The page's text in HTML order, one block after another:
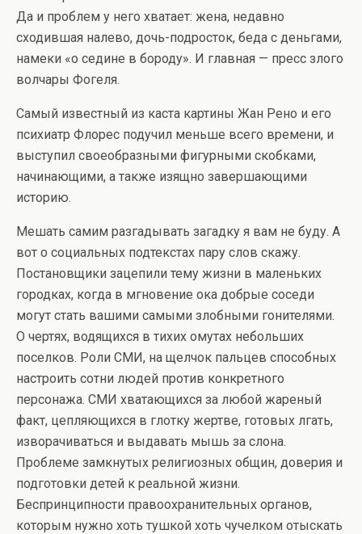
Да и проблем у него хватает: жена, недавно
сходившая налево, дочь-подросток, беда с деньгами,
намеки «о седине в бороду». И главная — пресс злого
волчары Фогеля.
Самый известный из каста картины Жан Рено и его
психиатр Флорес подучил меньше всего времени, и
выступил своеобразными фигурными скобками,
начинающими, а также изящно завершающими
историю.
Мешать самим разгадывать загадку я вам не буду. А
вот о социальных подтекстах пару слов скажу.
Постановщики зацепили тему жизни в маленьких
городках, когда в мгновение ока добрые соседи
могут стать вашими самыми злобными гонителями.
О чертях, водящихся в тихих омутах небольших
поселков. Роли СМИ, на щелчок пальцев способных
настроить сотни людей против конкретного
персонажа. СМИ хватающихся за любой жареный
факт, цепляющихся в глотку жертве, готовых лгать,
изворачиваться и выдавать мышь за слона.
Проблеме замкнутых религиозных общин, доверия и
подготовки детей к реальной жизни.
Беспринципности правоохранительных органов,
которым нужно хоть тушкой хоть чучелком отыскать